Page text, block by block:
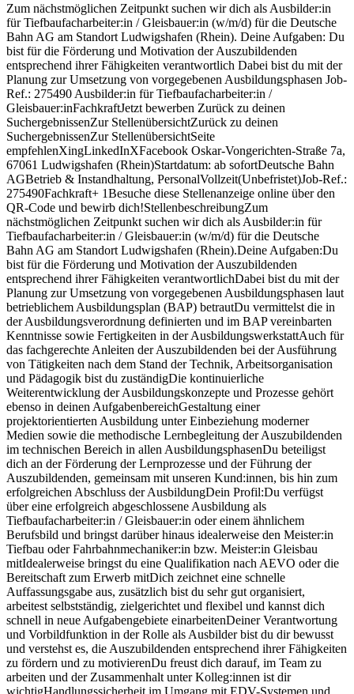
Zum nächstmöglichen Zeitpunkt suchen wir dich als Ausbilder:in
für Tiefbaufacharbeiter:in / Gleisbauer:in (w/m/d) für die Deutsche
Bahn AG am Standort Ludwigshafen (Rhein). Deine Aufgaben: Du
bist für die Förderung und Motivation der Auszubildenden
entsprechend ihrer Fähigkeiten verantwortlich Dabei bist du mit der
Planung zur Umsetzung von vorgegebenen Ausbildungsphasen Job-
Ref.: 275490 Ausbilder:in für Tiefbaufacharbeiter:in /
Gleisbauer:inFachkraftJetzt bewerben Zurück zu deinen
SuchergebnissenZur StellenübersichtZurück zu deinen
SuchergebnissenZur StellenübersichtSeite
empfehlenXingLinkedInXFacebook Oskar-Vongerichten-Straße 7a,
67061 Ludwigshafen (Rhein)Startdatum: ab sofortDeutsche Bahn
AGBetrieb & Instandhaltung, PersonalVollzeit(Unbefristet)Job-Ref.:
275490Fachkraft+ 1Besuche diese Stellenanzeige online über den
QR-Code und bewirb dich!StellenbeschreibungZum
nächstmöglichen Zeitpunkt suchen wir dich als Ausbilder:in für
Tiefbaufacharbeiter:in / Gleisbauer:in (w/m/d) für die Deutsche
Bahn AG am Standort Ludwigshafen (Rhein).Deine Aufgaben:Du
bist für die Förderung und Motivation der Auszubildenden
entsprechend ihrer Fähigkeiten verantwortlichDabei bist du mit der
Planung zur Umsetzung von vorgegebenen Ausbildungsphasen laut
betrieblichem Ausbildungsplan (BAP) betrautDu vermittelst die in
der Ausbildungsverordnung definierten und im BAP vereinbarten
Kenntnisse sowie Fertigkeiten in der AusbildungswerkstattAuch für
das fachgerechte Anleiten der Auszubildenden bei der Ausführung
von Tätigkeiten nach dem Stand der Technik, Arbeitsorganisation
und Pädagogik bist du zuständigDie kontinuierliche
Weiterentwicklung der Ausbildungskonzepte und Prozesse gehört
ebenso in deinen AufgabenbereichGestaltung einer
projektorientierten Ausbildung unter Einbeziehung moderner
Medien sowie die methodische Lernbegleitung der Auszubildenden
im technischen Bereich in allen AusbildungsphasenDu beteiligst
dich an der Förderung der Lernprozesse und der Führung der
Auszubildenden, gemeinsam mit unseren Kund:innen, bis hin zum
erfolgreichen Abschluss der AusbildungDein Profil:Du verfügst
über eine erfolgreich abgeschlossene Ausbildung als
Tiefbaufacharbeiter:in / Gleisbauer:in oder einem ähnlichem
Berufsbild und bringst darüber hinaus idealerweise den Meister:in
Tiefbau oder Fahrbahnmechaniker:in bzw. Meister:in Gleisbau
mitIdealerweise bringst du eine Qualifikation nach AEVO oder die
Bereitschaft zum Erwerb mitDich zeichnet eine schnelle
Auffassungsgabe aus, zusätzlich bist du sehr gut organisiert,
arbeitest selbstständig, zielgerichtet und flexibel und kannst dich
schnell in neue Aufgabengebiete einarbeitenDeiner Verantwortung
und Vorbildfunktion in der Rolle als Ausbilder bist du dir bewusst
und verstehst es, die Auszubildenden entsprechend ihrer Fähigkeiten
zu fördern und zu motivierenDu freust dich darauf, im Team zu
arbeiten und der Zusammenhalt unter Kolleg:innen ist dir
wichtigHandlungssicherheit im Umgang mit EDV-Systemen und